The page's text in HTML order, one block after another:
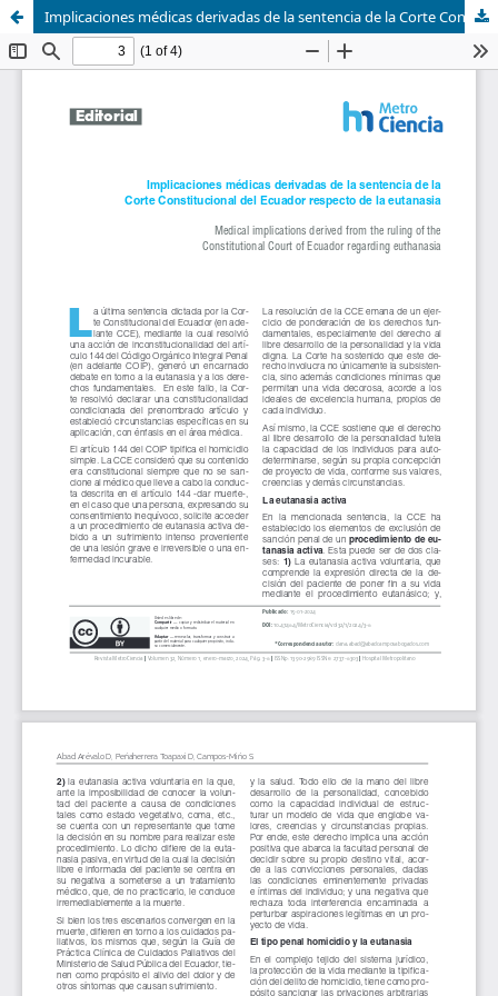
Implicaciones médicas derivadas de la sentencia de la Corte Constitucional del Ecuador respecto de la eutanasia